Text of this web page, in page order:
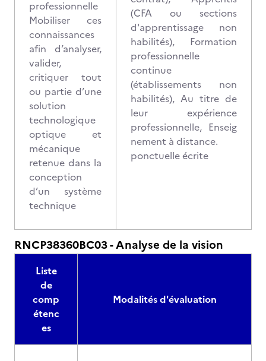
professionnelle
Mobiliser ces
connaissances
afin d’analyser,
valider,
critiquer tout
ou partie d’une
solution
technologique
optique et
mécanique
retenue dans la
conception
d’un système
technique
(CFA ou sections
d'apprentissage non
habilités), Formation
professionnelle
continue
(établissements non
habilités), Au titre de
leur expérience
professionnelle, Enseig
nement à distance.
ponctuelle écrite
RNCP38360BC03 - Analyse de la vision
Liste
de
comp
étenc
es
Modalités d'évaluation